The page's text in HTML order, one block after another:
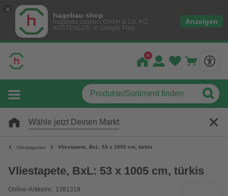
hagebau shop
hagebau connect GmbH & Co. KG
KOSTENLOS- In Google Play
Anzeigen
Wähle jetzt Deinen Markt
Vliestapeten Vliestapete, BxL: 53 x 1005 cm, türkis
Vliestapete, BxL: 53 x 1005 cm, türkis
Online-Artikelnr.: 1381319